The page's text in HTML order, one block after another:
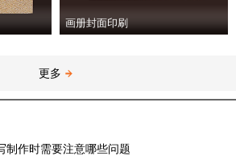
画册封面印刷
更多
制作时需要注意哪些问题